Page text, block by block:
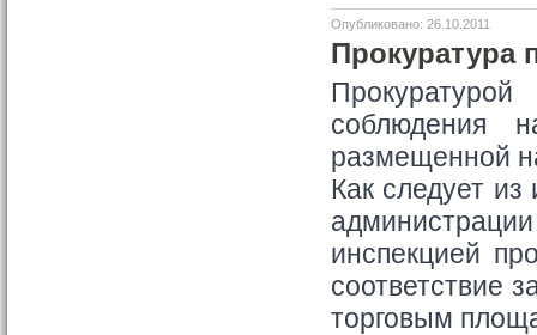
Опубликовано: 26.10.2011
Прокуратура
соблюдения
размещенной
Как следует
инспекцией
соответствие
торговым